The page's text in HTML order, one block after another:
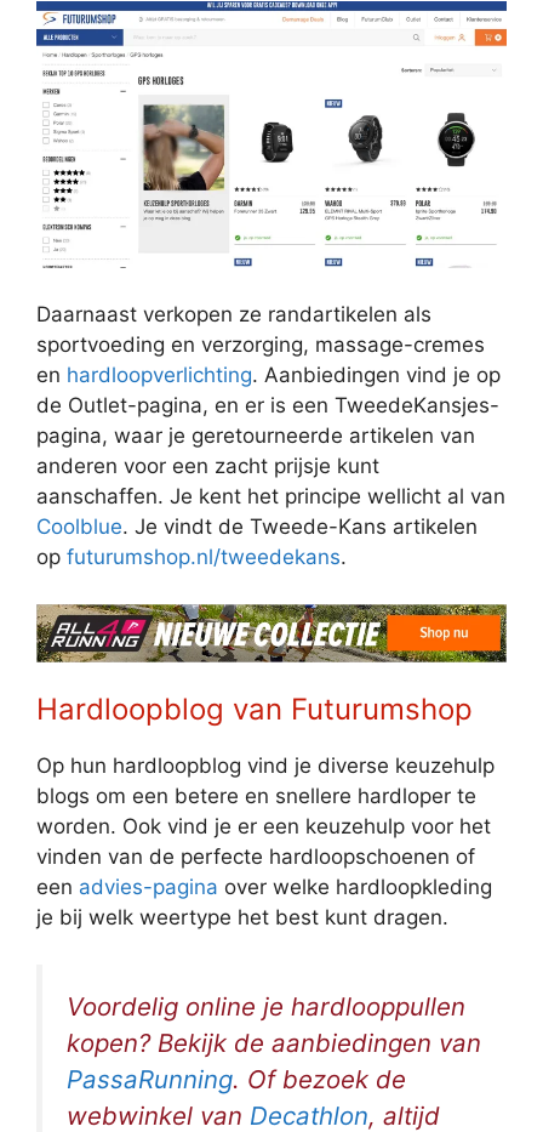
Daarnaast verkopen ze randartikelen als
sportvoeding en verzorging, massage-cremes
en hardloopverlichting. Aanbiedingen vind je op
de Outlet-pagina, en er is een TweedeKansjes-
pagina, waar je geretourneerde artikelen van
anderen voor een zacht prijsje kunt
aanschaffen. Je kent het principe wellicht al van
Coolblue. Je vindt de Tweede-Kans artikelen
op futurumshop.nl/tweedekans.
Hardloopblog van Futurumshop
Op hun hardloopblog vind je diverse keuzehulp
blogs om een betere en snellere hardloper te
worden. Ook vind je er een keuzehulp voor het
vinden van de perfecte hardloopschoenen of
een advies-pagina over welke hardloopkleding
je bij welk weertype het best kunt dragen.
Voordelig online je hardlooppullen
kopen? Bekijk de aanbiedingen van
PassaRunning. Of bezoek de
webwinkel van Decathlon, altijd